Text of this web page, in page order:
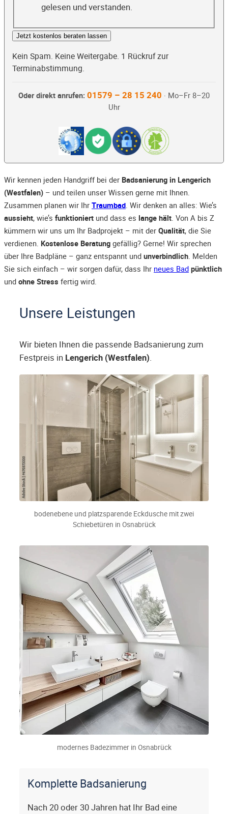
gelesen und verstanden.
Jetzt kostenlos beraten lassen
Kein Spam. Keine Weitergabe. 1 Rückruf zur
Terminabstimmung.
Oder direkt anrufen: 01579 – 28 15 240 · Mo–Fr 8–20
Uhr
Wir kennen jeden Handgriff bei der Badsanierung in Lengerich
(Westfalen) – und teilen unser Wissen gerne mit Ihnen.
Zusammen planen wir Ihr Traumbad. Wir denken an alles: Wie’s
aussieht, wie’s funktioniert und dass es lange hält. Von A bis Z
kümmern wir uns um Ihr Badprojekt – mit der Qualität, die Sie
verdienen. Kostenlose Beratung gefällig? Gerne! Wir sprechen
über Ihre Badpläne – ganz entspannt und unverbindlich. Melden
Sie sich einfach – wir sorgen dafür, dass Ihr neues Bad pünktlich
und ohne Stress fertig wird.
Unsere Leistungen
Wir bieten Ihnen die passende Badsanierung zum
Festpreis in Lengerich (Westfalen).
bodenebene und platzsparende Eckdusche mit zwei
Schiebetüren in Osnabrück
modernes Badezimmer in Osnabrück
Komplette Badsanierung
Nach 20 oder 30 Jahren hat Ihr Bad eine